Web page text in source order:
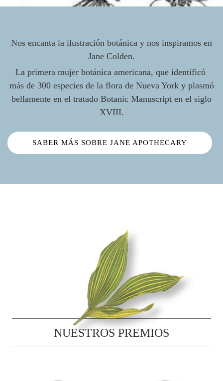
Nos encanta la ilustración botánica y nos inspiramos en
Jane Colden.
La primera mujer botánica americana, que identificó
más de 300 especies de la flora de Nueva York y plasmó
bellamente en el tratado Botanic Manuscript en el siglo
XVIII.
SABER MÁS SOBRE JANE APOTHECARY
NUESTROS PREMIOS